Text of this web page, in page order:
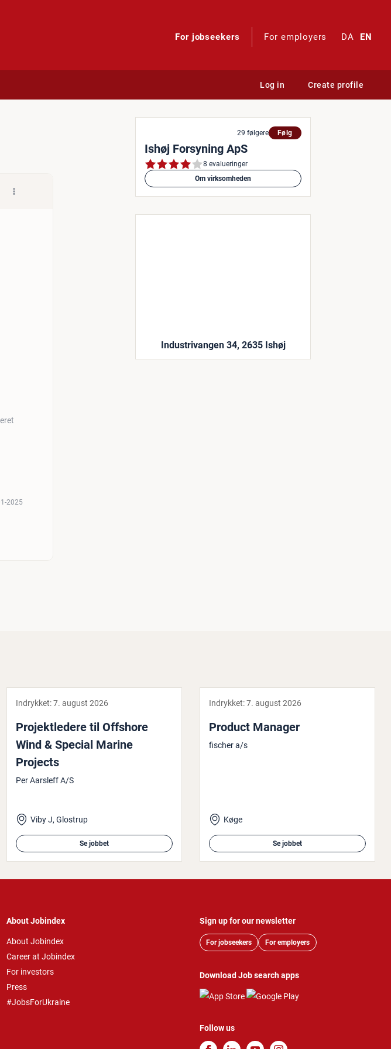
For jobseekers For employers DA EN
Log in Create profile
projektleder til udrulning af
2025
29 følgere Følg
Ishøj Forsyning ApS
8 evalueringer
Om virksomheden
Industrivangen 34, 2635 Ishøj
Indrykket:7. august 2026
Pro­jekt­le­de­re til Offshore
Wind & Special Marine
Projects
Per Aarsleff A/S
Viby J, Glostrup
Se jobbet
Indrykket:7. august 2026
Product Manager
fischer a/s
Køge
Se jobbet
About Jobindex
About Jobindex
Career at Jobindex
For investors
Press
#JobsForUkraine
Sign up for our newsletter
For jobseekers For employers
Download Job search apps
Follow us